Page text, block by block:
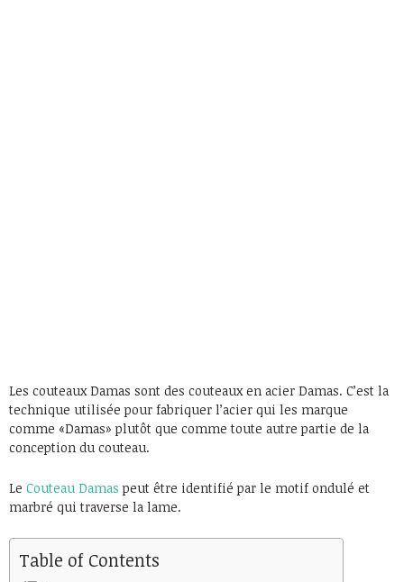
Les couteaux Damas sont des couteaux en acier Damas. C’est la
technique utilisée pour fabriquer l’acier qui les marque
comme «Damas» plutôt que comme toute autre partie de la
conception du couteau.
Le Couteau Damas peut être identifié par le motif ondulé et
marbré qui traverse la lame.
Table of Contents